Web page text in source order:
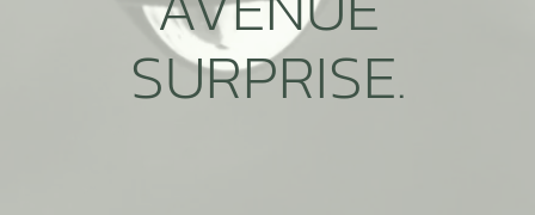
SURPRISE.